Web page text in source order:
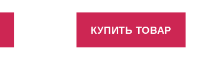
КУПИТЬ ТОВАР